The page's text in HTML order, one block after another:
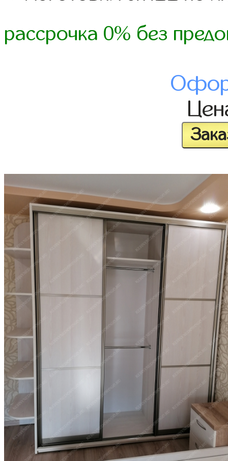
рассрочка 0% без